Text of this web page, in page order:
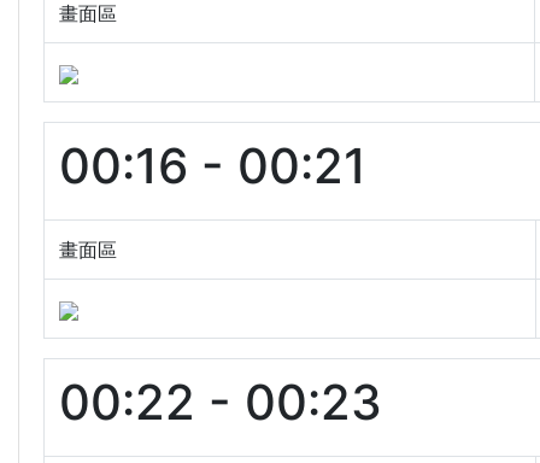
畫面區
00:16 - 00:21
畫面區
00:22 - 00:23